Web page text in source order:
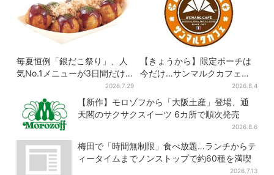
毎夏恒例「銀だこ祭り」、人
気No.1メニューが3日間だけ
2026.7.29
【きょうから】限定ポーチは
今だけ…サンマルクカフェ初
の「夏福袋」、実質無料でレ
アグッズが手に入る
2026.8.4
【新作】モロゾフから「大阪土産」登場、通
天閣のサクサクスイーツ 6カ所で順次発売
2026.8.6
梅田で「時間無制限」食べ放題…ランチからテ
ィータイムまでノンストップで約60種を満喫
2026.7.13